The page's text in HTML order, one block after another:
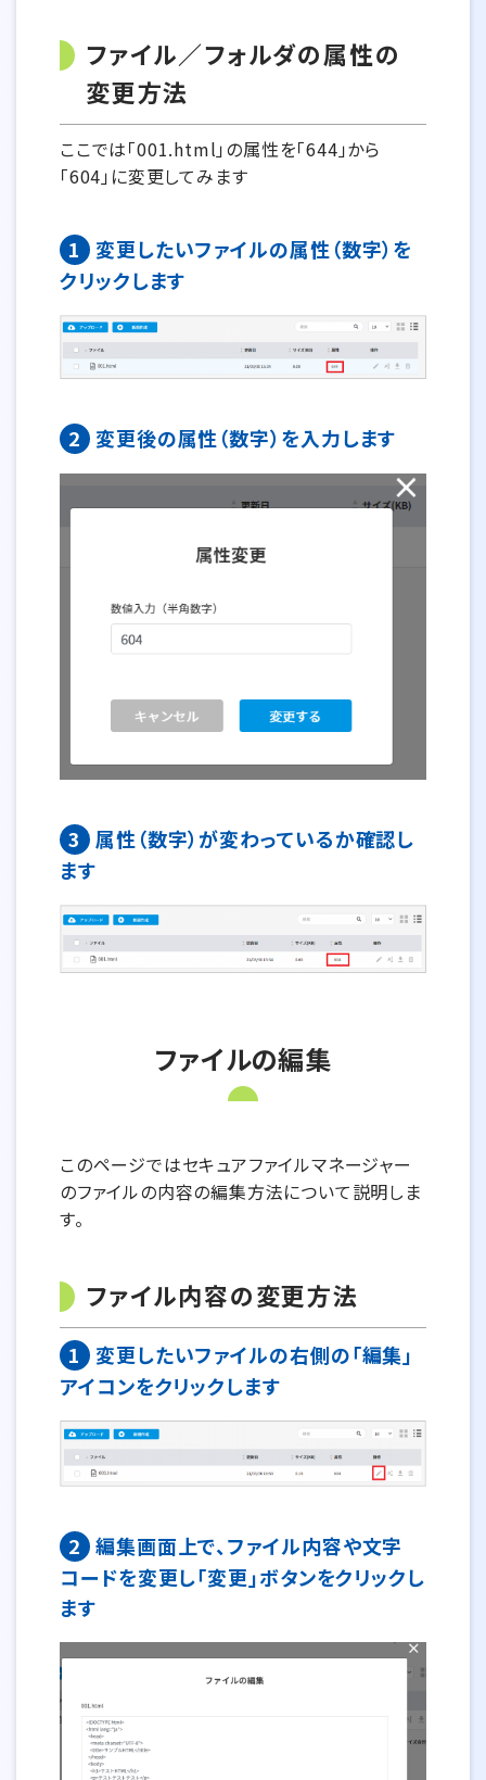
ファイル／フォルダの属性の
変更方法
ここでは「001.html」の属性を「644」から
「604」に変更してみます
1
変更したいファイルの属性（数字）を
クリックします
2 変更後の属性（数字）を入力します
3
属性（数字）が変わっているか確認し
ます
ファイルの編集
このページではセキュアファイルマネージャー
のファイルの内容の編集方法について説明しま
す。
ファイル内容の変更方法
1
変更したいファイルの右側の「編集」
アイコンをクリックします
2 編集画面上で、ファイル内容や文字
コードを変更し「変更」ボタンをクリックし
ます